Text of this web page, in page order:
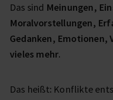
Das sind Meinungen,
Moralvorstellungen,
Gedanken, Emotionen,
vieles mehr.
Das heißt: Konflikte